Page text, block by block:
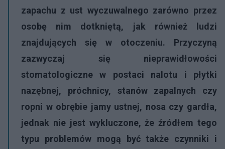
zapachu z ust wyczuwalnego zarówno przez
osobę nim dotkniętą, jak również ludzi
znajdujących się w otoczeniu. Przyczyną
zazwyczaj się nieprawidłowości
stomatologiczne w postaci nalotu i płytki
nazębnej, próchnicy, stanów zapalnych czy
ropni w obrębie jamy ustnej, nosa czy gardła,
jednak nie jest wykluczone, że źródłem tego
typu problemów mogą być także czynniki i